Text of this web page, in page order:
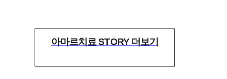
아마르치료 STORY 더보기